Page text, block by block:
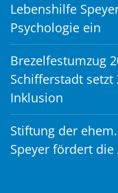
Lebenshilfe
Psychologie ein
Brezelfestumzug
Schifferstadt
Inklusion
Stiftung der
Speyer fördert